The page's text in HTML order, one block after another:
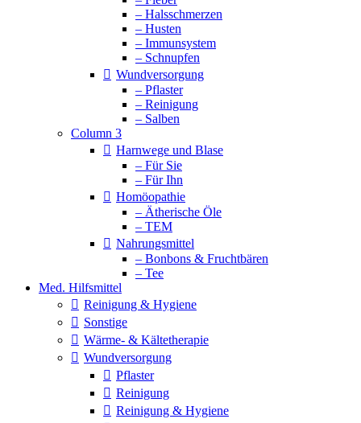
– Halsschmerzen
– Husten
– Immunsystem
– Schnupfen
Wundversorgung
– Pflaster
– Reinigung
– Salben
Column 3
Harnwege und Blase
– Für Sie
– Für Ihn
Homöopathie
– Ätherische Öle
– TEM
Nahrungsmittel
– Bonbons & Fruchtbären
– Tee
Med. Hilfsmittel
Reinigung & Hygiene
Sonstige
Wärme- & Kältetherapie
Wundversorgung
Pflaster
Reinigung
Reinigung & Hygiene